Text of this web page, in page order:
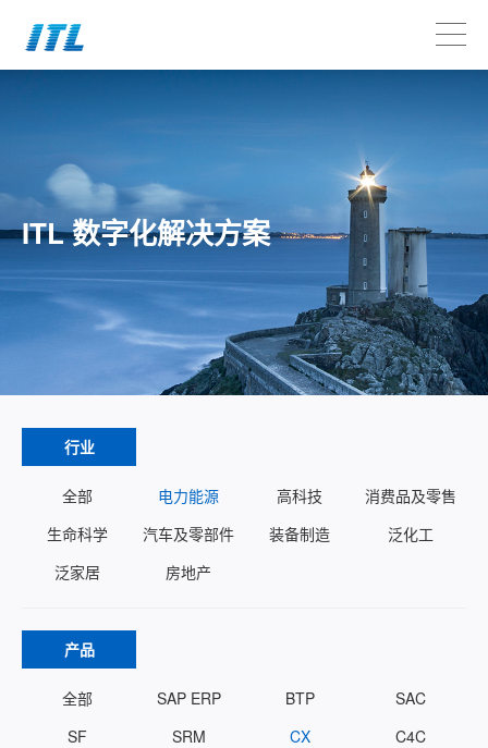
ITL 数字化解决方案
行业
全部 电力能源 高科技
消费品及零售
生命科学
汽车及零部件 装备制造
泛化工
泛家居
房地产
产品
全部 SAP ERP BTP
SAC
SF
SRM CX C4C